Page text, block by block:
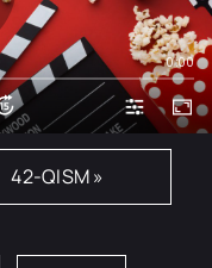
0:00
42-QISM »